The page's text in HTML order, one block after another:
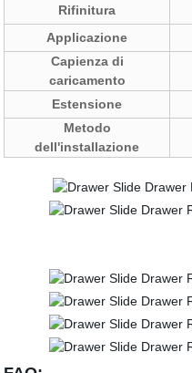
Rifinitura
Applicazione
Capienza di
caricamento
Estensione
Metodo
dell'installazione